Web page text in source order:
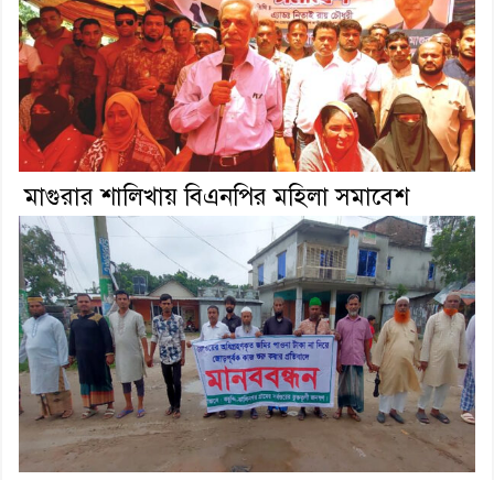
মাগুরার শালিখায় বিএনপির মহিলা সমাবেশ